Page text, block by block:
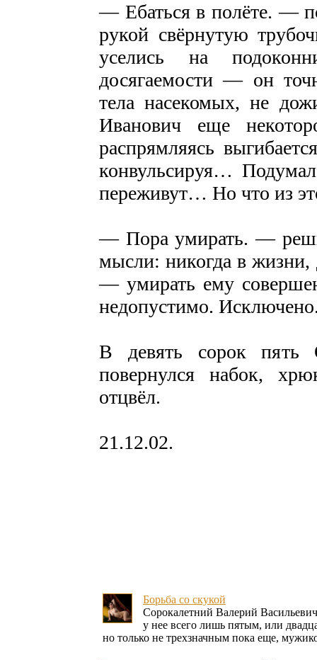
— Ебаться в полёте. —
рукой свёрнутую
уселись на
досягаемости — он
тела насекомых, не
Иванович еще
распрямляясь
конвульсируя…
переживут… Но что из
— Пора умирать. —
мысли: никогда в жизни,
— умирать ему
недопустимо.
В девять сорок пять
повернулся набок,
отцвёл.
21.12.02.
Борьба со скукой
Сорокалетний Валерий
у нее всего лишь пятым, или
но только не трехзначным пока еще,